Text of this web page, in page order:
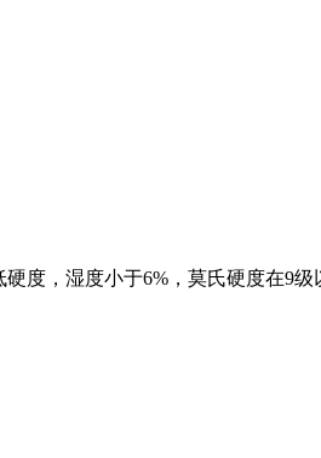
度，湿度小于6%，莫氏硬度在9